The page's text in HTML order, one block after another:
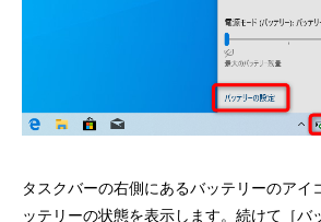
タスクバーの右側にあるバッテリーのアイ
ッテリーの状態を表示します。続けて［バ